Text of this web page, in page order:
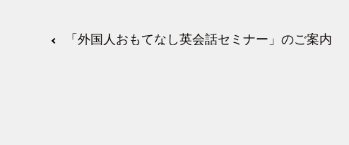
「外国人おもてなし英会話セミナー」のご案内